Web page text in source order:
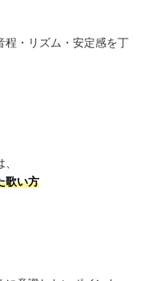
程・リズム・安定感を丁
歌い方